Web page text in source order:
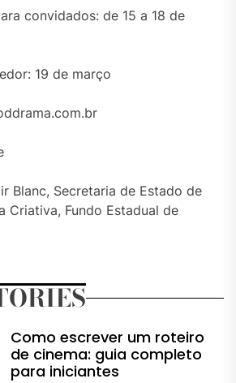
convidados: de 15 a 18 de
19 de março
Blanc, Secretaria de Estado de
Criativa, Fundo Estadual de
Como escrever um roteiro
de cinema: guia completo
para iniciantes